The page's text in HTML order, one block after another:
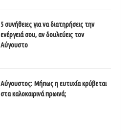
5 συνήθειες για να διατηρήσεις την
ενέργειά σου, αν δουλεύεις τον
Αύγουστο
Αύγουστος: Μήπως η ευτυχία κρύβεται
στα καλοκαιρινά πρωινά;